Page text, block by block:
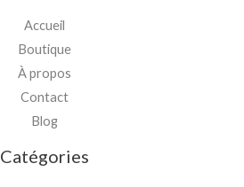
Accueil
Boutique
À propos
Contact
Blog
Catégories